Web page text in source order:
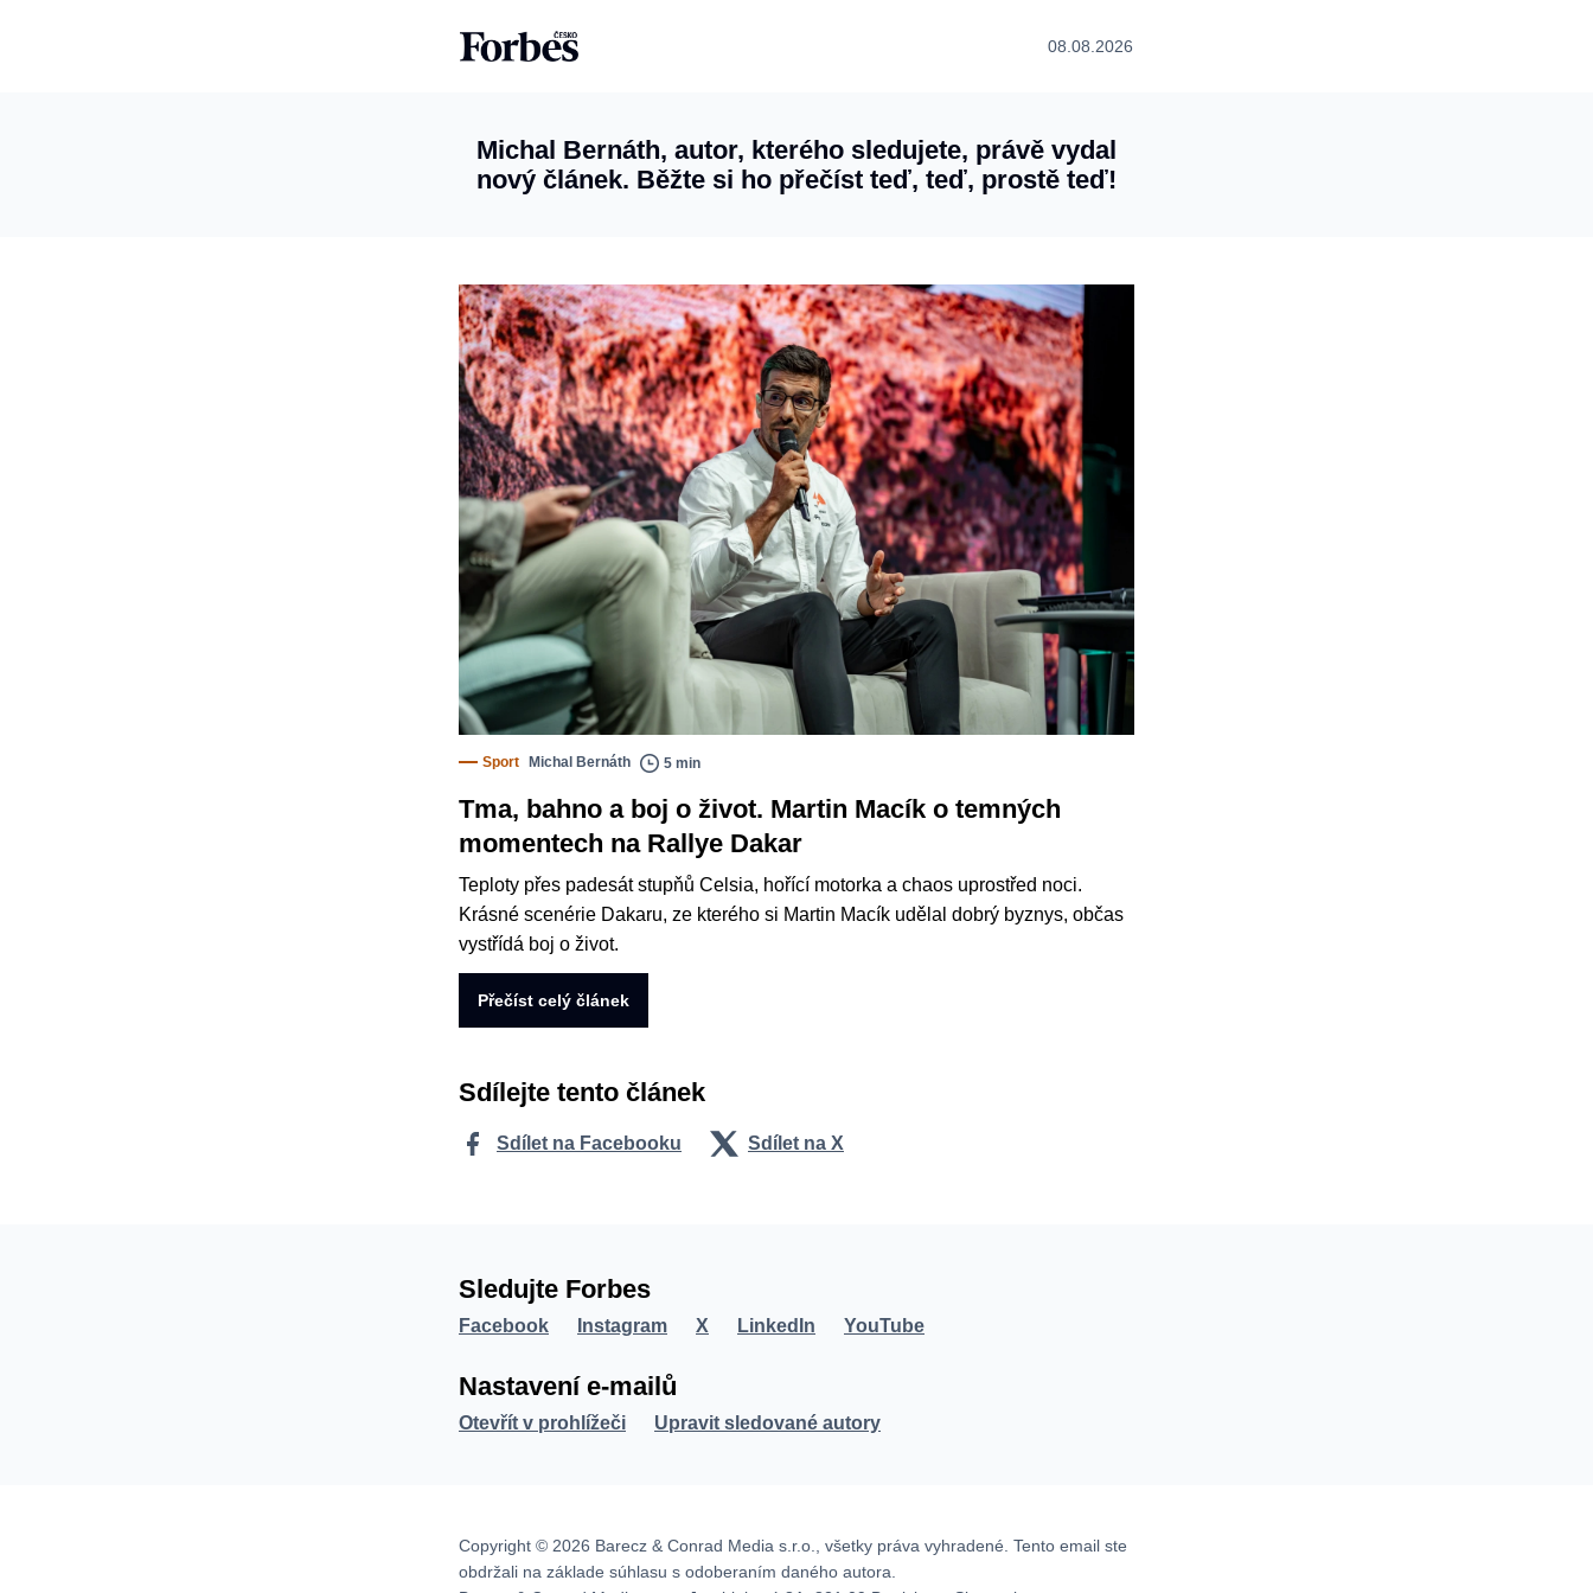
08.08.2026
Michal Bernáth, autor, kterého sledujete, právě vydal
nový článek. Běžte si ho přečíst teď, teď, prostě teď!
Sport Michal Bernáth 5 min
Tma, bahno a boj o život. Martin Macík o temných
momentech na Rallye Dakar
Teploty přes padesát stupňů Celsia, hořící motorka a chaos uprostřed noci.
Krásné scenérie Dakaru, ze kterého si Martin Macík udělal dobrý byznys, občas
vystřídá boj o život.
Přečíst celý článek
Sdílejte tento článek
Sdílet na Facebooku Sdílet na X
Sledujte Forbes
Facebook Instagram X LinkedIn YouTube
Nastavení e-mailů
Otevřít v prohlížeči Upravit sledované autory
Copyright © 2026 Barecz & Conrad Media s.r.o., všetky práva vyhradené. Tento email ste
obdržali na základe súhlasu s odoberaním daného autora.